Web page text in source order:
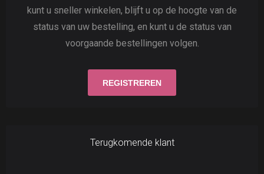
kunt u sneller winkelen, blijft u op de hoogte van de
status van uw bestelling, en kunt u de status van
voorgaande bestellingen volgen.
Terugkomende klant